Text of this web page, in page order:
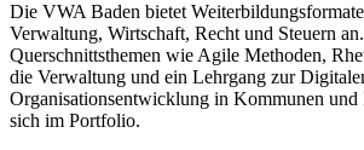
Die VWA Baden bietet
Verwaltung, Wirtschaft, Recht und Steuern
Querschnittsthemen wie Agile Methoden,
die Verwaltung und ein Lehrgang zur
Organisationsentwicklung in Kommunen und
sich im Portfolio.